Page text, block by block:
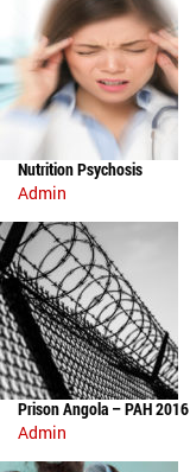
Nutrition Psychosis
Admin
Prison Angola – PAH 2016
Admin